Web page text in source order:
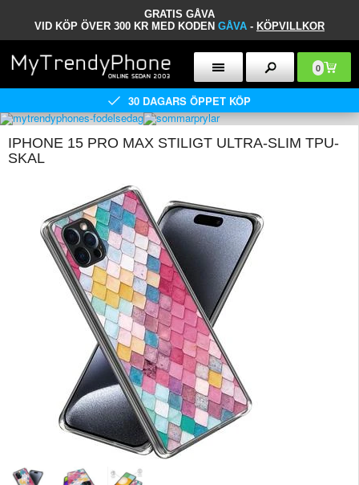
GRATIS GÅVA
VID KÖP ÖVER 300 KR MED KODEN GÅVA - KÖPVILLKOR
0
30 DAGARS ÖPPET KÖP
IPHONE 15 PRO MAX STILIGT ULTRA-SLIM TPU-
SKAL